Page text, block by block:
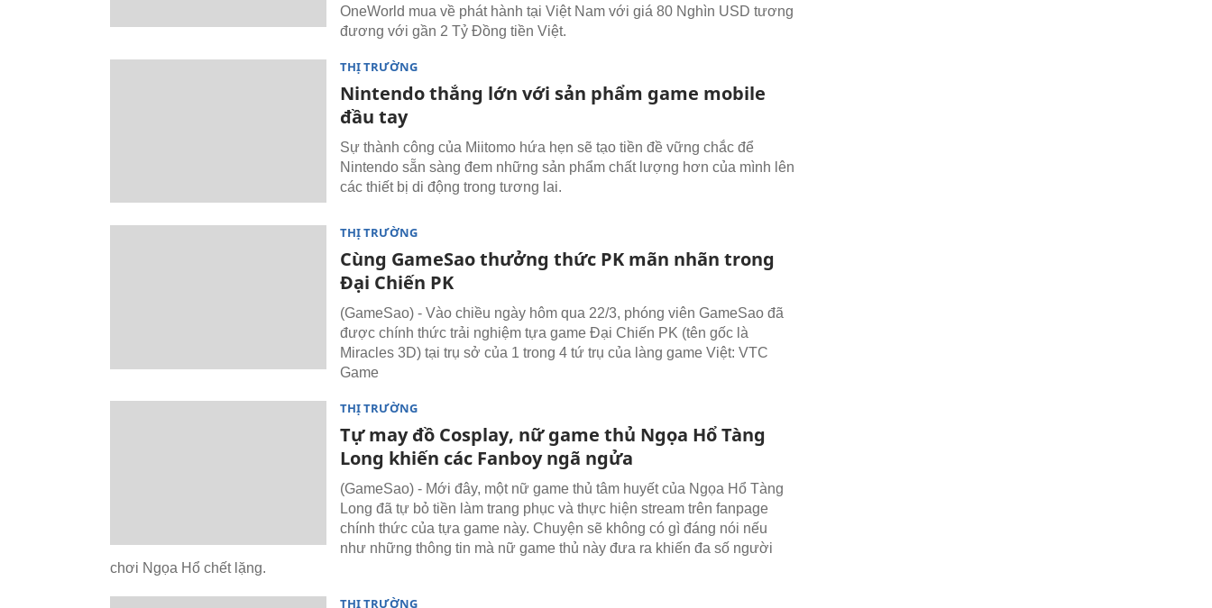
OneWorld mua về phát hành tại Việt Nam với giá 80 Nghìn USD tương
đương với gần 2 Tỷ Đồng tiền Việt.
THỊ TRƯỜNG
Nintendo thắng lớn với sản phẩm game mobile
đầu tay
Sự thành công của Miitomo hứa hẹn sẽ tạo tiền đề vững chắc để
Nintendo sẵn sàng đem những sản phẩm chất lượng hơn của mình lên
các thiết bị di động trong tương lai.
THỊ TRƯỜNG
Cùng GameSao thưởng thức PK mãn nhãn trong
Đại Chiến PK
(GameSao) - Vào chiều ngày hôm qua 22/3, phóng viên GameSao đã
được chính thức trải nghiệm tựa game Đại Chiến PK (tên gốc là
Miracles 3D) tại trụ sở của 1 trong 4 tứ trụ của làng game Việt: VTC
Game
THỊ TRƯỜNG
Tự may đồ Cosplay, nữ game thủ Ngọa Hổ Tàng
Long khiến các Fanboy ngã ngửa
(GameSao) - Mới đây, một nữ game thủ tâm huyết của Ngọa Hổ Tàng
Long đã tự bỏ tiền làm trang phục và thực hiện stream trên fanpage
chính thức của tựa game này. Chuyện sẽ không có gì đáng nói nếu
như những thông tin mà nữ game thủ này đưa ra khiến đa số người
chơi Ngọa Hổ chết lặng.
THỊ TRƯỜNG